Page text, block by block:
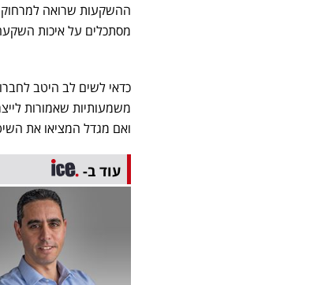
ההשקעות שרואה למרחוק
מסתכלים על איכות השקעה
כדאי לשים לב היטב
משמעותיות שאמורות
ואם מגדל המציאו את
עוד ב-